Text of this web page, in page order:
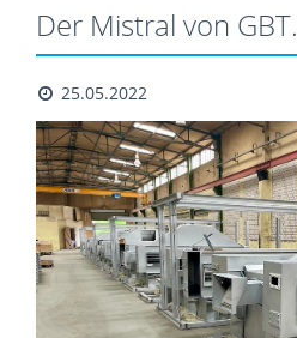
Der Mistral von GBT.
25.05.2022